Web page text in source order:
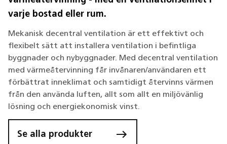
varje bostad eller rum.
Mekanisk decentral ventilation är ett effektivt och
flexibelt sätt att installera ventilation i befintliga
byggnader och nybyggnader. Med decentral ventilation
med värmeåtervinning får invånaren/användaren ett
förbättrat inneklimat och samtidigt återvinns värmen
från den använda luften, allt som allt en miljövänlig
lösning och energiekonomisk vinst.
Se alla produkter